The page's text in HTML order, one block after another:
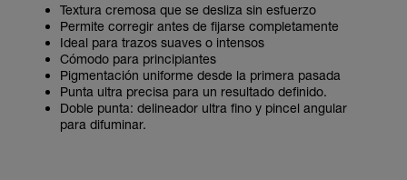
Textura cremosa que se desliza sin esfuerzo
Permite corregir antes de fijarse completamente
Ideal para trazos suaves o intensos
Cómodo para principiantes
Pigmentación uniforme desde la primera pasada
Punta ultra precisa para un resultado definido.
Doble punta: delineador ultra fino y pincel angular
para difuminar.